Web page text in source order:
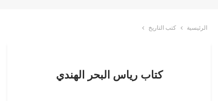
الرئيسية كتب التاريخ
كتاب رياس البحر الهندي